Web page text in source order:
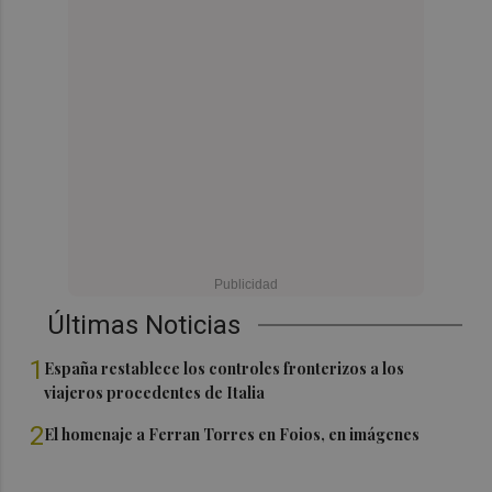
Últimas Noticias
1 España restablece los controles fronterizos a los
viajeros procedentes de Italia
2El homenaje a Ferran Torres en Foios, en imágenes